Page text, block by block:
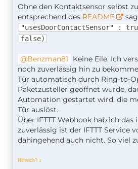
Ohne den Kontaktsensor selbst
entsprechend des README
"usesDoorContactSensor" :
false)
Benzman81
Keine Eile. Ich
noch zuverlässig hin zu
Tür automatisch durch Ring-to-
Paketzusteller geöffnet wurde,
Automation gestartet wird, die
Tür auslöst.
Über IFTTT Webhook hab ich
zuverlässig ist der IFTTT Service
dahingehend auch nicht. So viel
Hilfreich? ↆ